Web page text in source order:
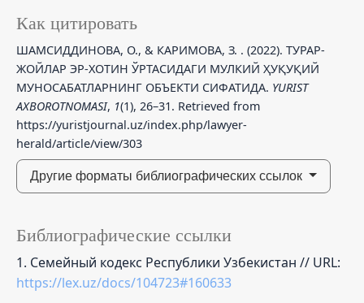
Как цитировать
ШАМСИДДИНОВА, О., & КАРИМОВА, З. . (2022). ТУРАР-
ЖОЙЛАР ЭР-ХОТИН ЎРТАСИДАГИ МУЛКИЙ ҲУҚУҚИЙ
МУНОСАБАТЛАРНИНГ ОБЪЕКТИ СИФАТИДА. YURIST
AXBOROTNOMASI, 1(1), 26–31. Retrieved from
https://yuristjournal.uz/index.php/lawyer-
herald/article/view/303
Другие форматы библиографических ссылок
Библиографические ссылки
1. Семейный кодекс Республики Узбекистан // URL:
https://lex.uz/docs/104723#160633